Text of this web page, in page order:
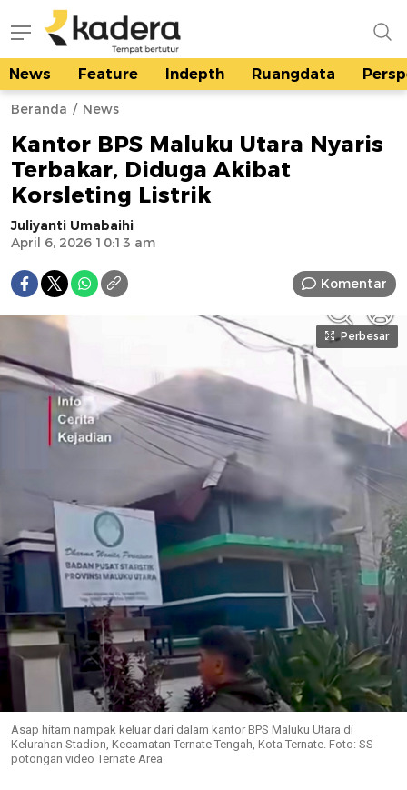
kadera.id
Tempat bertutur
News Feature Indepth Ruangdata
Beranda News
Kantor BPS Maluku Utara Nyaris
Terbakar, Diduga Akibat
Korsleting Listrik
Juliyanti Umabaihi
April 6, 2026 10:13 am
Komentar
Perbesar
Asap hitam nampak keluar dari dalam kantor BPS Maluku Utara di
Kelurahan Stadion, Kecamatan Ternate Tengah, Kota Ternate. Foto: SS
potongan video Ternate Area